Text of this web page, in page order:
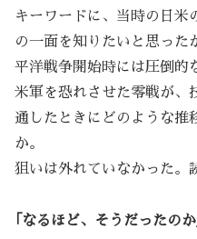
キーワードに、当時の日米
の一面を知りたいと思った
平洋戦争開始時には圧倒的
米軍を恐れさせた零戦が、
通したときにどのような推
か。
狙いは外れていなかった。
｢なるほど、そうだったのか